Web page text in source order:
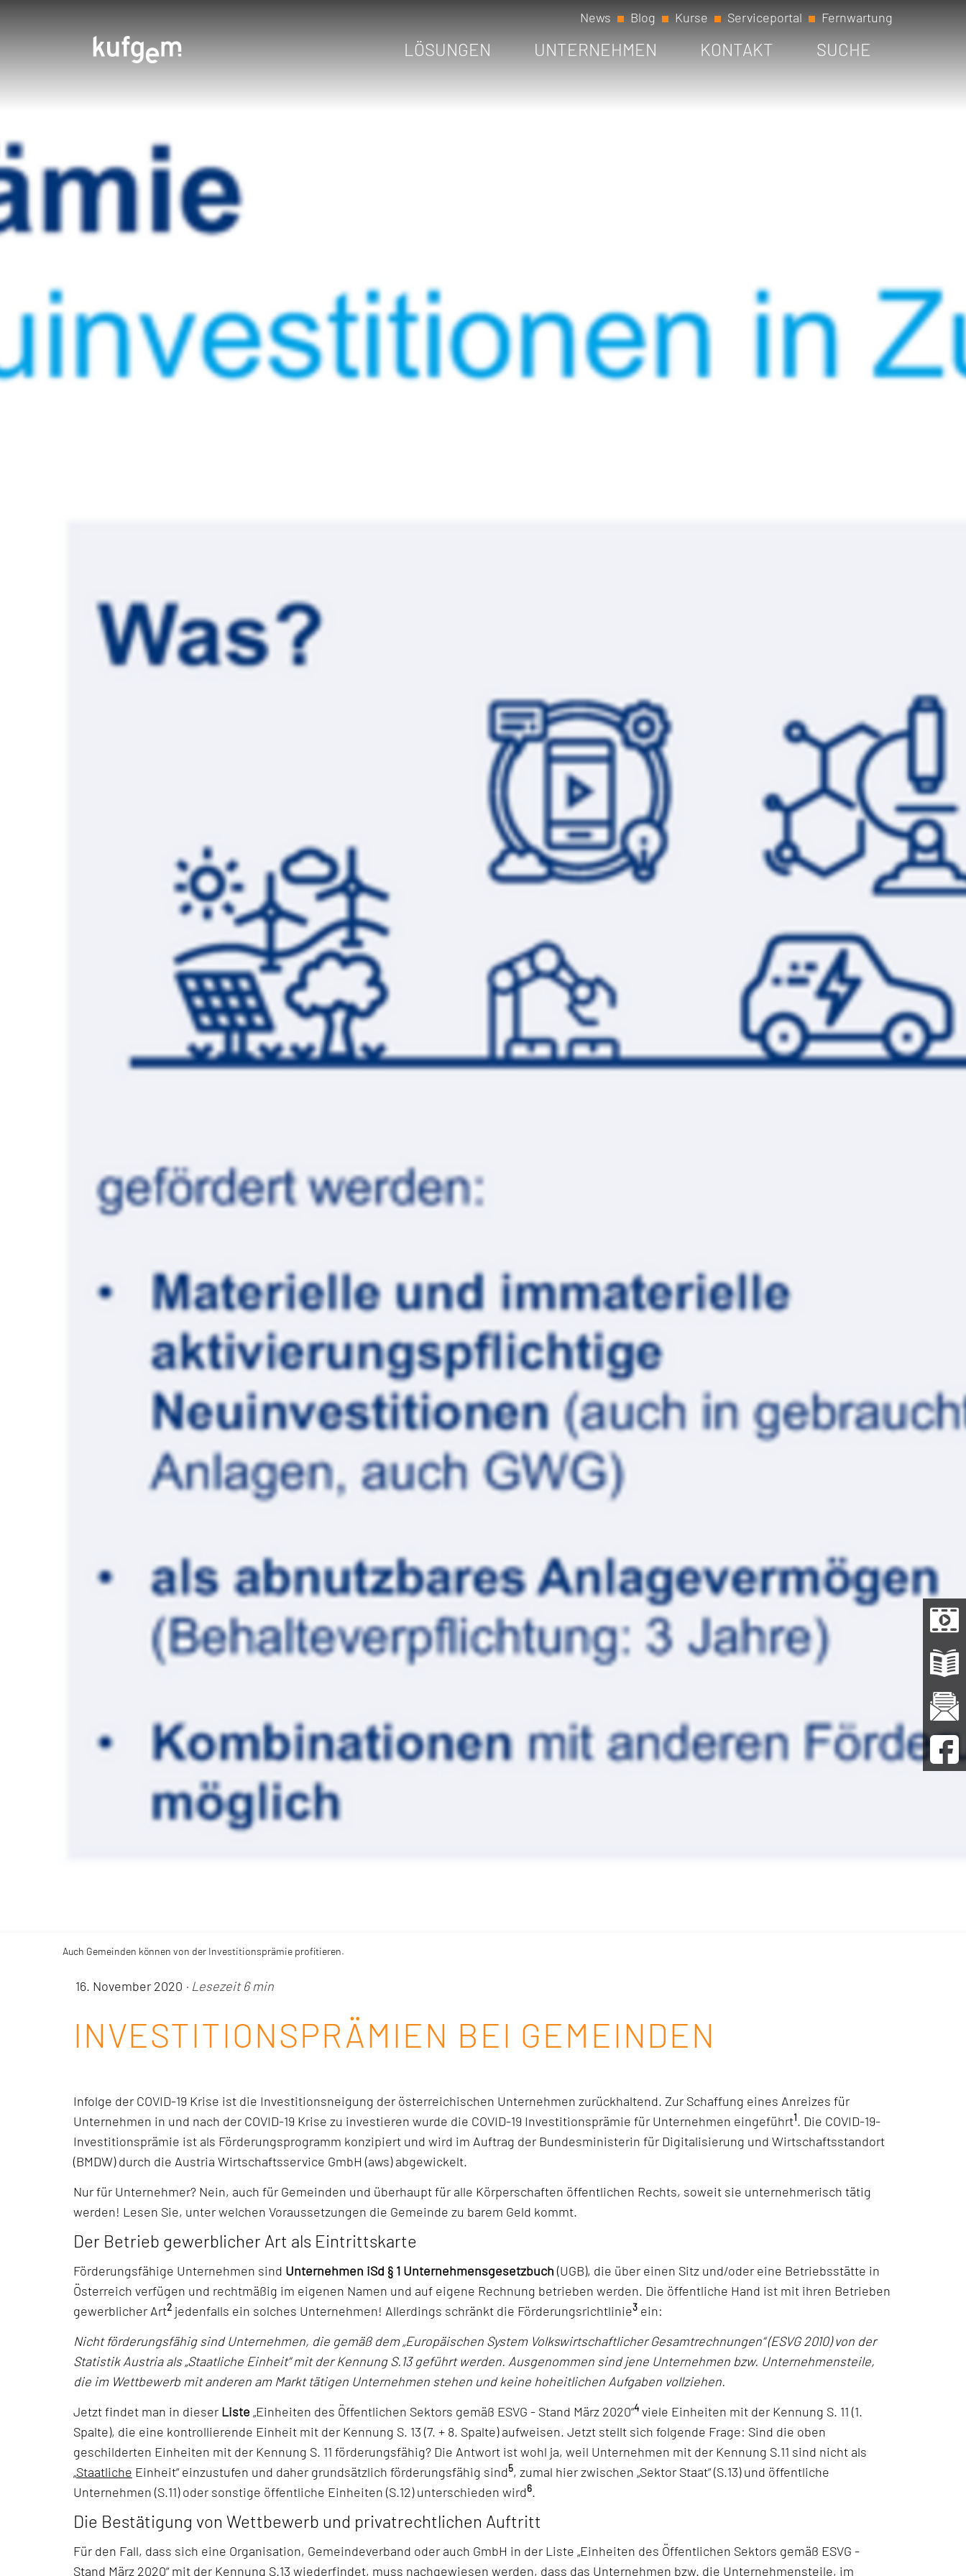
News Blog Kurse Serviceportal Fernwartung
LÖSUNGEN UNTERNEHMEN KONTAKT SUCHE
Auch Gemeinden können von der Investitionsprämie profitieren.
16. November 2020 · Lesezeit 6 min
INVESTITIONSPRÄMIEN BEI GEMEINDEN
Infolge der COVID-19 Krise ist die Investitionsneigung der österreichischen Unternehmen zurückhaltend. Zur Schaffung eines Anreizes für
Unternehmen in und nach der COVID-19 Krise zu investieren wurde die COVID-19 Investitionsprämie für Unternehmen eingeführt1. Die COVID-19-
Investitionsprämie ist als Förderungsprogramm konzipiert und wird im Auftrag der Bundesministerin für Digitalisierung und Wirtschaftsstandort
(BMDW) durch die Austria Wirtschaftsservice GmbH (aws) abgewickelt.
Nur für Unternehmer? Nein, auch für Gemeinden und überhaupt für alle Körperschaften öffentlichen Rechts, soweit sie unternehmerisch tätig
werden! Lesen Sie, unter welchen Voraussetzungen die Gemeinde zu barem Geld kommt.
Der Betrieb gewerblicher Art als Eintrittskarte
Förderungsfähige Unternehmen sind Unternehmen iSd § 1 Unternehmensgesetzbuch (UGB), die über einen Sitz und/oder eine Betriebsstätte in
Österreich verfügen und rechtmäßig im eigenen Namen und auf eigene Rechnung betrieben werden. Die öffentliche Hand ist mit ihren Betrieben
gewerblicher Art2 jedenfalls ein solches Unternehmen! Allerdings schränkt die Förderungsrichtlinie3 ein:
Nicht förderungsfähig sind Unternehmen, die gemäß dem „Europäischen System Volkswirtschaftlicher Gesamtrechnungen“ (ESVG 2010) von der
Statistik Austria als „Staatliche Einheit“ mit der Kennung S.13 geführt werden. Ausgenommen sind jene Unternehmen bzw. Unternehmensteile,
die im Wettbewerb mit anderen am Markt tätigen Unternehmen stehen und keine hoheitlichen Aufgaben vollziehen.
Jetzt findet man in dieser Liste „Einheiten des Öffentlichen Sektors gemäß ESVG - Stand März 2020“4 viele Einheiten mit der Kennung S. 11 (1.
Spalte), die eine kontrollierende Einheit mit der Kennung S. 13 (7. + 8. Spalte) aufweisen. Jetzt stellt sich folgende Frage: Sind die oben
geschilderten Einheiten mit der Kennung S. 11 förderungsfähig? Die Antwort ist wohl ja, weil Unternehmen mit der Kennung S.11 sind nicht als
„Staatliche Einheit“ einzustufen und daher grundsätzlich förderungsfähig sind5, zumal hier zwischen „Sektor Staat“ (S.13) und öffentliche
Unternehmen (S.11) oder sonstige öffentliche Einheiten (S.12) unterschieden wird6.
Die Bestätigung von Wettbewerb und privatrechtlichen Auftritt
Für den Fall, dass sich eine Organisation, Gemeindeverband oder auch GmbH in der Liste „Einheiten des Öffentlichen Sektors gemäß ESVG -
Stand März 2020“ mit der Kennung S.13 wiederfindet, muss nachgewiesen werden, dass das Unternehmen bzw. die Unternehmensteile, im